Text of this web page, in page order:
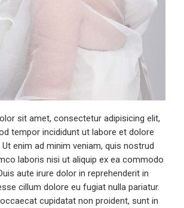
sit amet, consectetur adipisicing elit,
tempor incididunt ut labore et dolore
Ut enim ad minim veniam, quis nostrud
laboris nisi ut aliquip ex ea commodo
aute irure dolor in reprehenderit in
cillum dolore eu fugiat nulla pariatur.
cupidatat non proident, sunt in